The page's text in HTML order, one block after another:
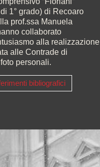
1° grado) di Recoaro
prof.ssa Manuela
collaborato
alla realizzazione
alle Contrade di
personali.
bibliografici